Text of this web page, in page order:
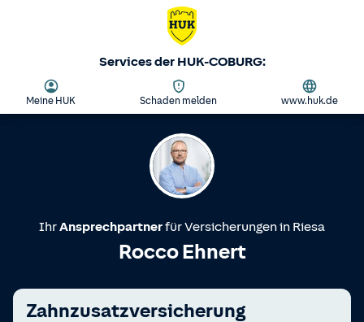
Services der HUK-COBURG:
Meine HUK Schaden melden www.huk.de
IhrAnsprechpartnerfür Versicherungen in Riesa
Rocco Ehnert
Zahnzusatzversicherung